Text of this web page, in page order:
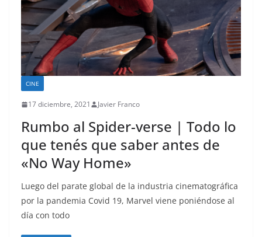
CINE
17 diciembre, 2021 Javier Franco
Rumbo al Spider-verse | Todo lo
que tenés que saber antes de
«No Way Home»
Luego del parate global de la industria cinematográfica
por la pandemia Covid 19, Marvel viene poniéndose al
día con todo